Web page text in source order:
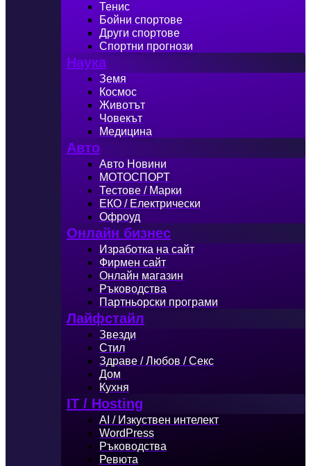
Тенис
Бойни спортове
Други спортове
Спортни прогнози
Наука
Земя
Космос
Животът
Човекът
Медицина
Авто
Авто Новини
МОТОСПОРТ
Тестове / Марки
ЕКО / Електрически
Офроуд
Онлайн бизнес
Изработка на сайт
Фирмен сайт
Онлайн магазин
Ръководства
Партньорски програми
Лайфстайл
Звезди
Стил
Здраве / Любов / Секс
Дом
Кухня
IT / Hosting
AI / Изкуствен интелект
WordPress
Ръководства
Ревюта